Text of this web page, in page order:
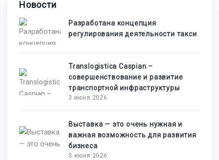
Новости
Разработана концепция
регулирования деятельности такси
Translogistica Caspian –
совершенствование и развитие
транспортной инфраструктуры
3 июня 2026
Выставка — это очень нужная и
важная возможность для развития
бизнеса
3 июня 2026